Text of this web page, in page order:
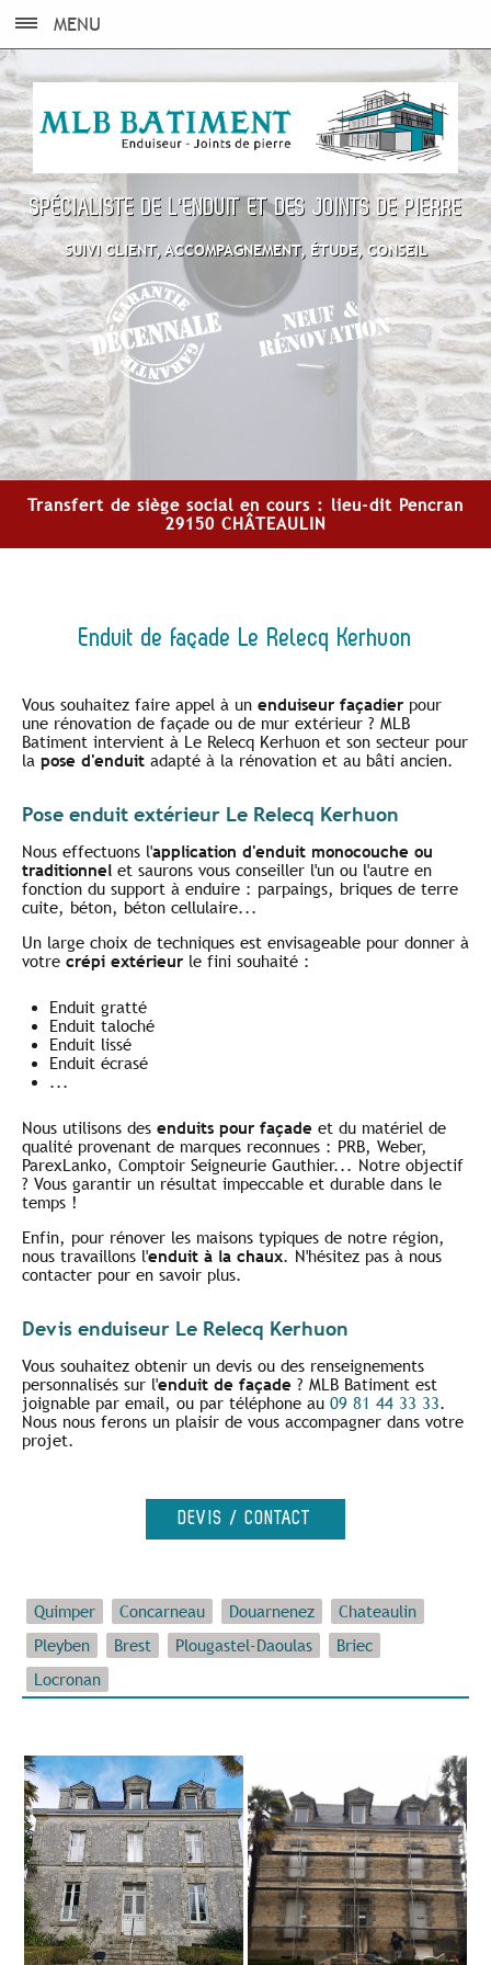
MENU
SPÉCIALISTE DE L'ENDUIT ET DES JOINTS DE PIERRE
SUIVI CLIENT, ACCOMPAGNEMENT, ÉTUDE, CONSEIL
Transfert de siège social en cours : lieu-dit Pencran
29150 CHÂTEAULIN
Enduit de façade Le Relecq Kerhuon
Vous souhaitez faire appel à un enduiseur façadierpour
une rénovation de façade ou de mur extérieur ? MLB
Batiment intervient à Le Relecq Kerhuon et son secteur pour
la pose d'enduit adapté à la rénovation et au bâti ancien.
Pose enduit extérieur Le Relecq Kerhuon
Nous effectuons l'application d'enduit monocouche ou
traditionnel et saurons vous conseiller l'un ou l'autre en
fonction du support à enduire : parpaings, briques de terre
cuite, béton, béton cellulaire...
Un large choix de techniques est envisageable pour donner à
votre crépi extérieurle fini souhaité :
Enduit gratté
Enduit taloché
Enduit lissé
Enduit écrasé
...
Nous utilisons des enduits pour façade et du matériel de
qualité provenant de marques reconnues : PRB, Weber,
ParexLanko, Comptoir Seigneurie Gauthier... Notre objectif
? Vous garantir un résultat impeccable et durable dans le
temps !
Enfin, pour rénover les maisons typiques de notre région,
nous travaillons l'enduit à la chaux. N'hésitez pas à nous
contacter pour en savoir plus.
Devis enduiseur Le Relecq Kerhuon
Vous souhaitez obtenir un devis ou des renseignements
personnalisés sur l'enduit de façade ? MLB Batiment est
joignable par email, ou par téléphone au 09 81 44 33 33.
Nous nous ferons un plaisir de vous accompagner dans votre
projet.
DEVIS / CONTACT
Quimper Concarneau Douarnenez
Chateaulin
Pleyben
Brest Plougastel-Daoulas
Briec
Locronan